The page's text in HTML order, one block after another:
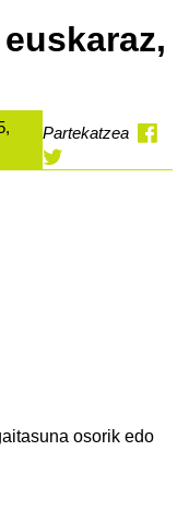
Partekatzea
osorik edo